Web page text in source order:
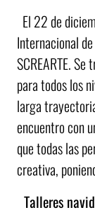
El 22 de
Internacional
SCREARTE.
para todos los
larga
encuentro con
que todas las
creativa,
Talleres